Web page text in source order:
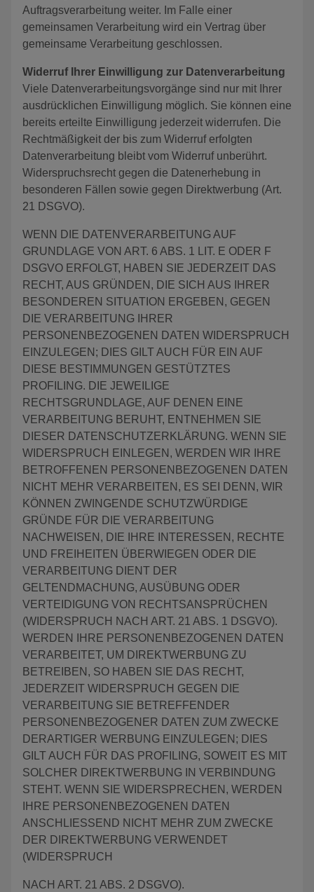
Auftragsverarbeitung weiter. Im Falle einer
gemeinsamen Verarbeitung wird ein Vertrag über
gemeinsame Verarbeitung geschlossen.
Widerruf Ihrer Einwilligung zur Datenverarbeitung
Viele Datenverarbeitungsvorgänge sind nur mit Ihrer
ausdrücklichen Einwilligung möglich. Sie können eine
bereits erteilte Einwilligung jederzeit widerrufen. Die
Rechtmäßigkeit der bis zum Widerruf erfolgten
Datenverarbeitung bleibt vom Widerruf unberührt.
Widerspruchsrecht gegen die Datenerhebung in
besonderen Fällen sowie gegen Direktwerbung (Art.
21 DSGVO).
WENN DIE DATENVERARBEITUNG AUF
GRUNDLAGE VON ART. 6 ABS. 1 LIT. E ODER F
DSGVO ERFOLGT, HABEN SIE JEDERZEIT DAS
RECHT, AUS GRÜNDEN, DIE SICH AUS IHRER
BESONDEREN SITUATION ERGEBEN, GEGEN
DIE VERARBEITUNG IHRER
PERSONENBEZOGENEN DATEN WIDERSPRUCH
EINZULEGEN; DIES GILT AUCH FÜR EIN AUF
DIESE BESTIMMUNGEN GESTÜTZTES
PROFILING. DIE JEWEILIGE
RECHTSGRUNDLAGE, AUF DENEN EINE
VERARBEITUNG BERUHT, ENTNEHMEN SIE
DIESER DATENSCHUTZERKLÄRUNG. WENN SIE
WIDERSPRUCH EINLEGEN, WERDEN WIR IHRE
BETROFFENEN PERSONENBEZOGENEN DATEN
NICHT MEHR VERARBEITEN, ES SEI DENN, WIR
KÖNNEN ZWINGENDE SCHUTZWÜRDIGE
GRÜNDE FÜR DIE VERARBEITUNG
NACHWEISEN, DIE IHRE INTERESSEN, RECHTE
UND FREIHEITEN ÜBERWIEGEN ODER DIE
VERARBEITUNG DIENT DER
GELTENDMACHUNG, AUSÜBUNG ODER
VERTEIDIGUNG VON RECHTSANSPRÜCHEN
(WIDERSPRUCH NACH ART. 21 ABS. 1 DSGVO).
WERDEN IHRE PERSONENBEZOGENEN DATEN
VERARBEITET, UM DIREKTWERBUNG ZU
BETREIBEN, SO HABEN SIE DAS RECHT,
JEDERZEIT WIDERSPRUCH GEGEN DIE
VERARBEITUNG SIE BETREFFENDER
PERSONENBEZOGENER DATEN ZUM ZWECKE
DERARTIGER WERBUNG EINZULEGEN; DIES
GILT AUCH FÜR DAS PROFILING, SOWEIT ES MIT
SOLCHER DIREKTWERBUNG IN VERBINDUNG
STEHT. WENN SIE WIDERSPRECHEN, WERDEN
IHRE PERSONENBEZOGENEN DATEN
ANSCHLIESSEND NICHT MEHR ZUM ZWECKE
DER DIREKTWERBUNG VERWENDET
(WIDERSPRUCH
NACH ART. 21 ABS. 2 DSGVO).